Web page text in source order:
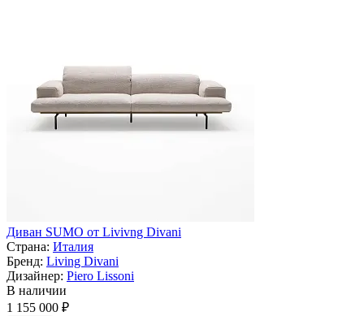
Диван SUMO от Livivng Divani
Страна: Италия
Бренд: Living Divani
Дизайнер: Piero Lissoni
В наличии
1 155 000 ₽